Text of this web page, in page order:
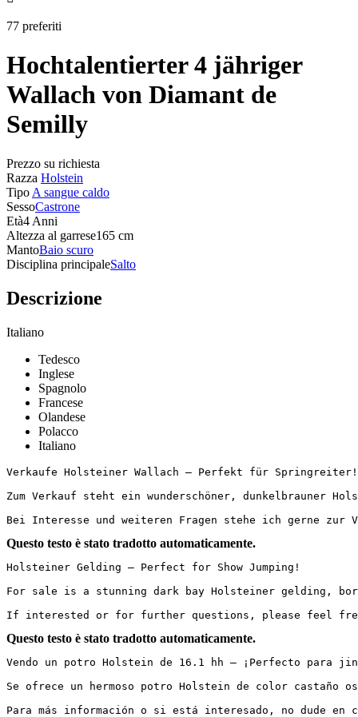
77 preferiti
Hochtalentierter 4 jähriger
Wallach von Diamant de
Semilly
Prezzo su richiesta
Razza Holstein
Tipo A sangue caldo
SessoCastrone
Età4 Anni
Altezza al garrese165 cm
MantoBaio scuro
Disciplina principaleSalto
Descrizione
Italiano
Tedesco
Inglese
Spagnolo
Francese
Olandese
Polacco
Italiano
Verkaufe Holsteiner Wallach – Perfekt für Springreiter!
Zum Verkauf steht ein wunderschöner, dunkelbrauner
Bei Interesse und weiteren Fragen stehe ich gerne zur
Questo testo è stato tradotto automaticamente.
Holsteiner Gelding – Perfect for Show Jumping!
For sale is a stunning dark bay Holsteiner gelding,
If interested or for further questions, please feel
Questo testo è stato tradotto automaticamente.
Vendo un potro Holstein de 16.1 hh – ¡Perfecto para
Se ofrece un hermoso potro Holstein de color castaño
Para más información o si está interesado, no dude